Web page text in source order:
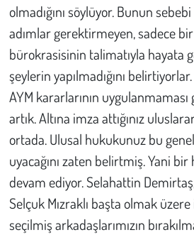
olmadığını söylüyor. Bunun
adımlar gerektirmeyen, sadece
bürokrasisinin talimatıyla hayata
şeylerin yapılmadığını
AYM kararlarının
artık. Altına imza attığınız
ortada. Ulusal hukukunuz bu
uyacağını zaten belirtmiş. Yani
devam ediyor. Selahattin
Selçuk Mızraklı başta olmak
seçilmiş arkadaşlarımızın